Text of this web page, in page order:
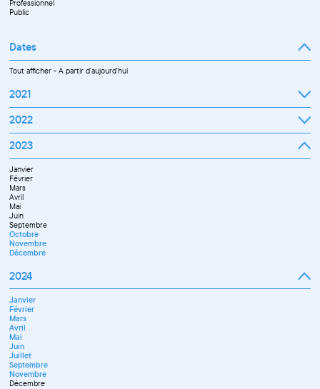
Professionnel
Public
Dates
Tout afficher-À partir d'aujourd'hui
2021
Septembre
Novembre
Décembre
2022
Janvier
Mars
Avril
Mai
Juin
Juillet
Septembre
Octobre
Novembre
Décembre
2023
Janvier
Février
Mars
Avril
Mai
Juin
Septembre
Octobre
Novembre
Décembre
2024
Janvier
Février
Mars
Avril
Mai
Juin
Juillet
Septembre
Novembre
Décembre